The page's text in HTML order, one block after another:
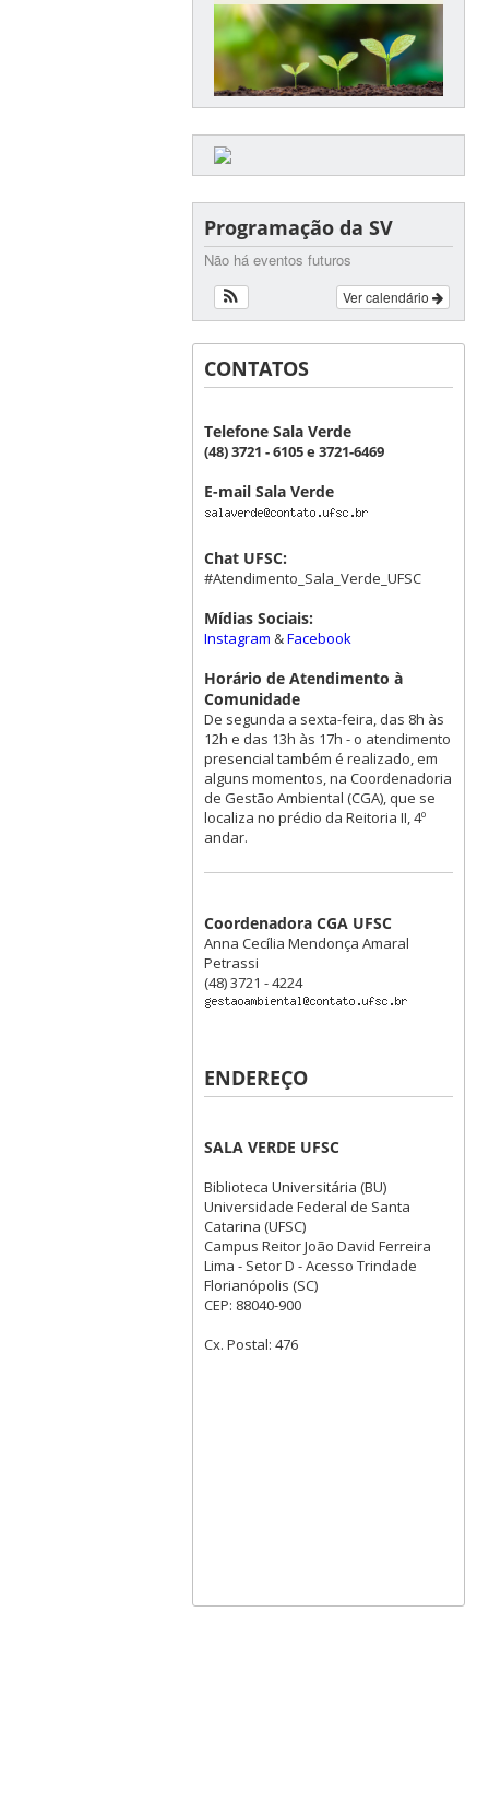
Programação da SV
Não há eventos futuros
Ver calendário
CONTATOS
Telefone Sala Verde
(48) 3721 - 6105 e 3721-6469
E-mail Sala Verde
Chat UFSC:
#Atendimento_Sala_Verde_UFSC
Mídias Sociais:
Instagram &Facebook
Horário de Atendimento à
Comunidade
De segunda a sexta-feira, das 8h às
12h e das 13h às 17h - o atendimento
presencial também é realizado, em
alguns momentos, na Coordenadoria
de Gestão Ambiental (CGA), que se
localiza no prédio da Reitoria II, 4º
andar.
Coordenadora CGA UFSC
Anna Cecília Mendonça Amaral
Petrassi
(48) 3721 - 4224
ENDEREÇO
SALA VERDE UFSC
Biblioteca Universitária (BU)
Universidade Federal de Santa
Catarina (UFSC)
Campus Reitor João David Ferreira
Lima - Setor D - Acesso Trindade
Florianópolis (SC)
CEP: 88040-900
Cx. Postal: 476